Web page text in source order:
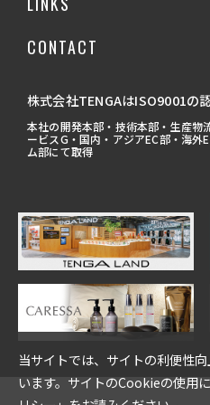
CONTACT
株式会社TENGAはISO9001の
本社の開発本部・技術本部・生産物
ービスG・国内・アジアEC部・海
ム部にて取得